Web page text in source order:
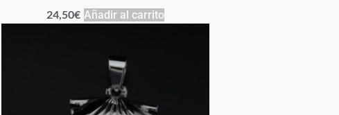
24,50€ Añadir al carrito